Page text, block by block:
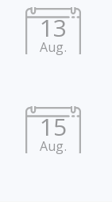
13
Aug.
15
Aug.